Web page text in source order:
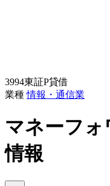
3994東証P貸借
業種情報・通信業
マネーフ
情報